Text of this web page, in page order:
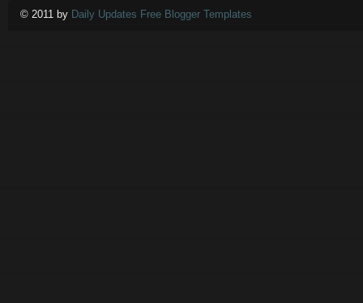
© 2011 by Daily Updates Free Blogger Templates